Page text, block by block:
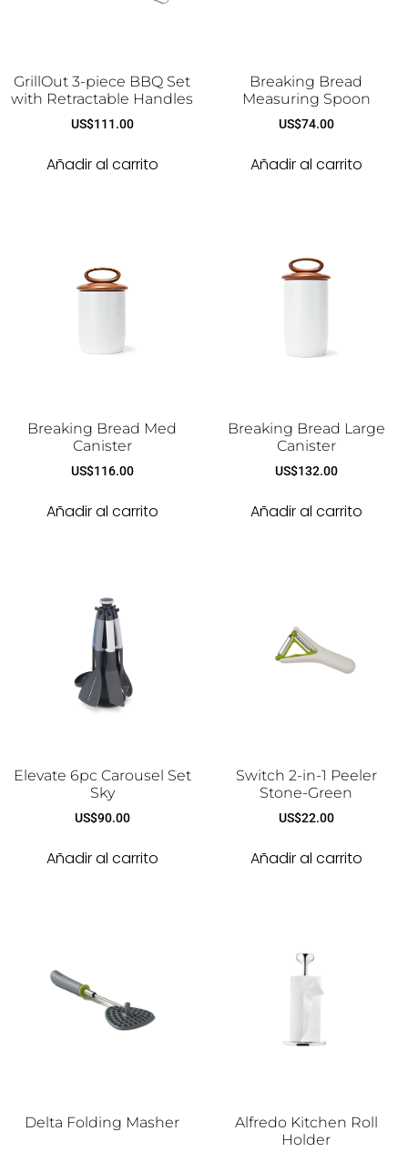
GrillOut 3-piece BBQ Set
with Retractable Handles
US$111.00
Añadir al carrito
Breaking Bread
Measuring Spoon
US$74.00
Añadir al carrito
Breaking Bread Med
Canister
US$116.00
Añadir al carrito
Breaking Bread Large
Canister
US$132.00
Añadir al carrito
Elevate 6pc Carousel Set
Sky
US$90.00
Añadir al carrito
Switch 2-in-1 Peeler
Stone-Green
US$22.00
Añadir al carrito
Delta Folding Masher
Alfredo Kitchen Roll
Holder